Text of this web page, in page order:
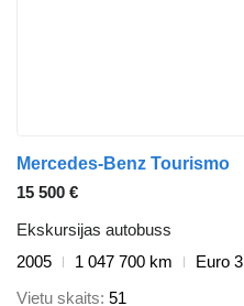
Mercedes-Benz Tourismo
15 500 €
Ekskursijas autobuss
2005
1 047 700 km
Euro 3
Vietu skaits 51